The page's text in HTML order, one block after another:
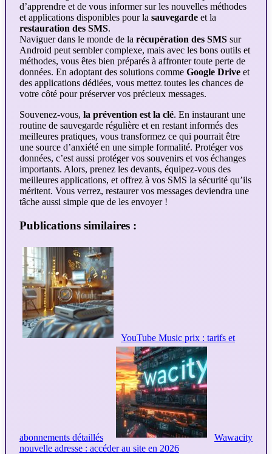
d’apprendre et de vous informer sur les nouvelles méthodes
et applications disponibles pour la sauvegarde et la
restauration des SMS.
Naviguer dans le monde de la récupération des SMS sur
Android peut sembler complexe, mais avec les bons outils et
méthodes, vous êtes bien préparés à affronter toute perte de
données. En adoptant des solutions comme Google Drive et
des applications dédiées, vous mettez toutes les chances de
votre côté pour préserver vos précieux messages.
Souvenez-vous, la prévention est la clé. En instaurant une
routine de sauvegarde régulière et en restant informés des
meilleures pratiques, vous transformez ce qui pourrait être
une source d’anxiété en une simple formalité. Protéger vos
données, c’est aussi protéger vos souvenirs et vos échanges
importants. Alors, prenez les devants, équipez-vous des
meilleures applications, et offrez à vos SMS la sécurité qu’ils
méritent. Vous verrez, restaurer vos messages deviendra une
tâche aussi simple que de les envoyer !
Publications similaires :
YouTube Music prix : tarifs et
abonnements détaillés
Wawacity
nouvelle adresse : accéder au site en 2026